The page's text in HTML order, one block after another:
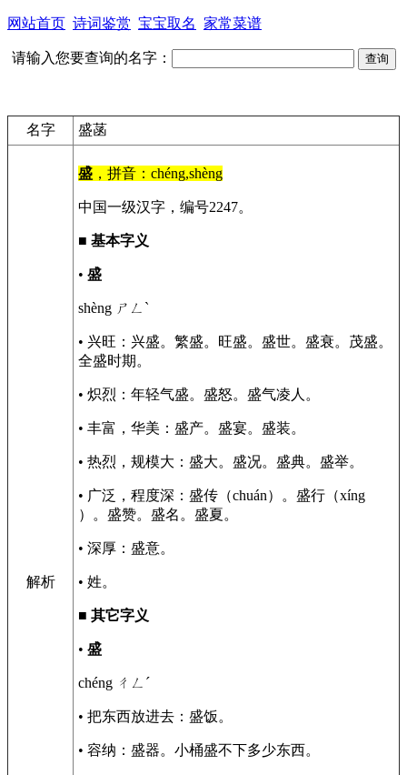
网站首页 诗词鉴赏 宝宝取名 家常菜谱
请输入您要查询的名字：
名字 盛菡
解析
盛 ，拼音：chéng,shèng
中国一级汉字，编号2247。
■ 基本字义
• 盛
shèng ㄕㄥˋ
• 兴旺：兴盛。繁盛。旺盛。盛世。盛衰。茂盛。
全盛时期。
• 炽烈：年轻气盛。盛怒。盛气凌人。
• 丰富，华美：盛产。盛宴。盛装。
• 热烈，规模大：盛大。盛况。盛典。盛举。
• 广泛，程度深：盛传（chuán）。盛行（xíng
）。盛赞。盛名。盛夏。
• 深厚：盛意。
• 姓。
■ 其它字义
• 盛
chéng ㄔㄥˊ
• 把东西放进去：盛饭。
• 容纳：盛器。小桶盛不下多少东西。